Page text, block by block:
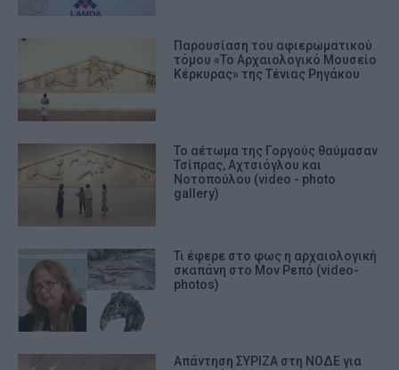
Παρουσίαση του αφιερωματικού
τόμου «Το Αρχαιολογικό Μουσείο
Κέρκυρας» της Τένιας Ρηγάκου
Το αέτωμα της Γοργούς θαύμασαν
Τσίπρας, Αχτσιόγλου και
Νοτοπούλου (video - photo
gallery)
Τι έφερε στο φως η αρχαιολογική
σκαπάνη στο Μον Ρεπό (video-
photos)
Απάντηση ΣΥΡΙΖΑ στη ΝΟΔΕ για